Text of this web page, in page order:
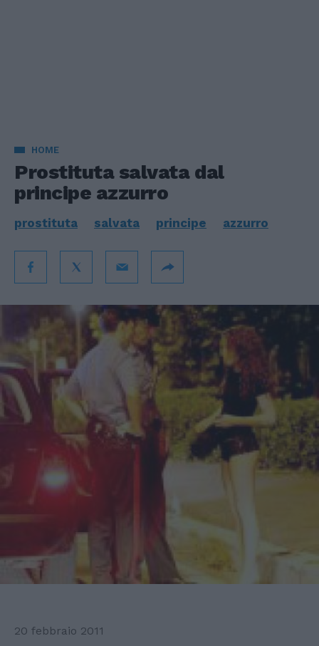
HOME
Prostituta salvata dal
principe azzurro
prostituta salvata principe azzurro
20 febbraio 2011